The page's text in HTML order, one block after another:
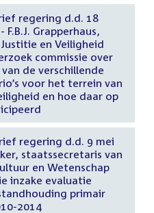
regering d.d. 18
F.B.J. Grapperhaus,
en Veiligheid
commissie over
de verschillende
voor het terrein van
en hoe daar op
regering d.d. 9 mei
staatssecretaris van
en Wetenschap
inzake evaluatie
primair
2014